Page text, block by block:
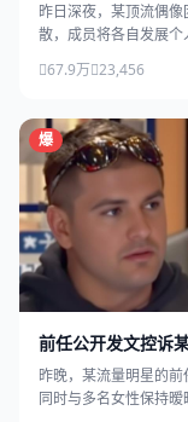
昨日深夜，某顶流偶
散，成员将各自发展
67.9万 23,456
爆
前任公开发文控诉
昨晚，某流量明星的
同时与多名女性保持暧